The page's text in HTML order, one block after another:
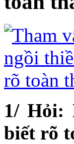
1/ Hỏi:
biết rõ